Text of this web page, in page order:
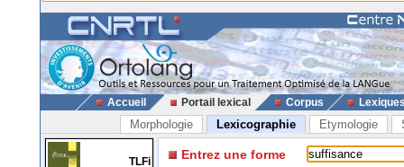
Accueil Portail lexical Corpus
Morphologie Lexicographie Etymologie
TLFi Entrez une forme